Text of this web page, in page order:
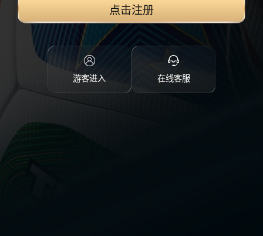
点击注册
游客进入 在线客服